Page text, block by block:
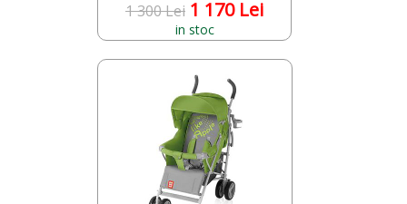
1 300 Lei 1 170 Lei
in stoc